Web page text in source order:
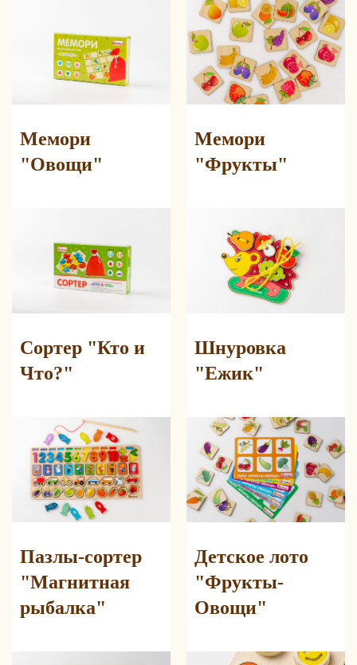
Мемори
"Овощи"
Мемори
"Фрукты"
Сортер "Кто и
Что?"
Шнуровка
"Ежик"
Пазлы-сортер
"Магнитная
рыбалка"
Детское лото
"Фрукты-
Овощи"